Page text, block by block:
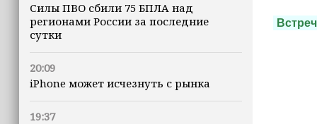
Силы ПВО сбили 75 БПЛА над
регионами России за последние
сутки
20:09
iPhone может исчезнуть с рынка
19:37